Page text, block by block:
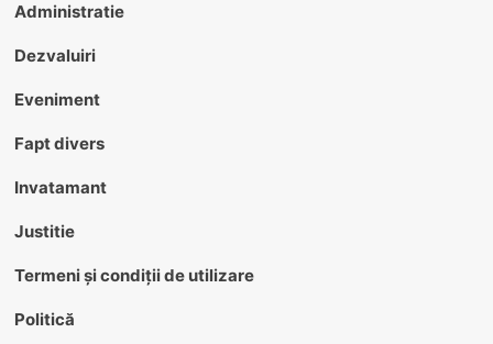
Administratie
Dezvaluiri
Eveniment
Fapt divers
Invatamant
Justitie
Termeni și condiții de utilizare
Politică